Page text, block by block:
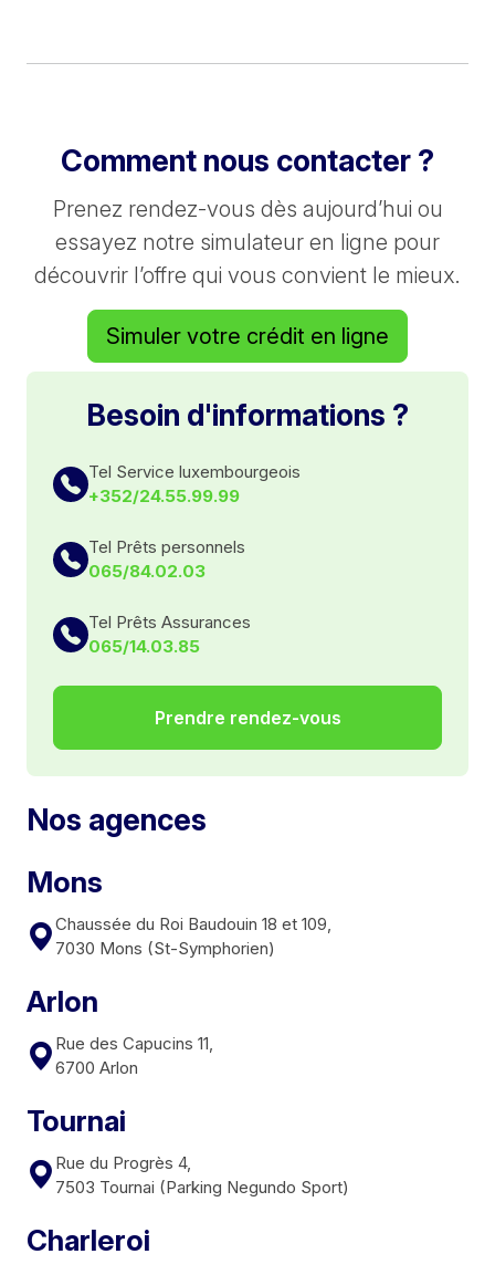
Comment nous contacter ?
Prenez rendez-vous dès aujourd’hui ou
essayez notre simulateur en ligne pour
découvrir l’offre qui vous convient le mieux.
Simuler votre crédit en ligne
Besoin d'informations ?
Tel Service luxembourgeois
+352/24.55.99.99
Tel Prêts personnels
065/84.02.03
Tel Prêts Assurances
065/14.03.85
Prendre rendez-vous
Nos agences
Mons
Chaussée du Roi Baudouin 18 et 109,
7030 Mons (St-Symphorien)
Arlon
Rue des Capucins 11,
6700 Arlon
Tournai
Rue du Progrès 4,
7503 Tournai (Parking Negundo Sport)
Charleroi